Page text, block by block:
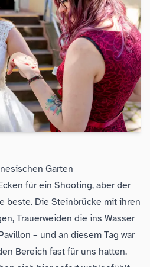
Garten
für ein Shooting, aber der
beste. Die Steinbrücke mit ihren
Trauerweiden die ins Wasser
– und an diesem Tag war
Bereich fast für uns hatten.